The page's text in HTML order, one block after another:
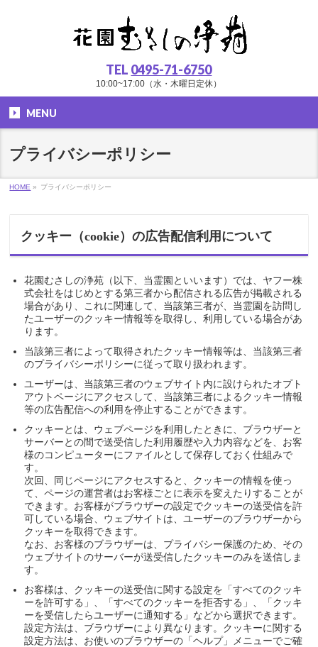
TEL 0495-71-6750
10:00~17:00（水・木曜日定休）
MENU
プライバシーポリシー
HOME » プライバシーポリシー
クッキー（cookie）の広告配信利用について
花園むさしの浄苑（以下、当霊園といいます）では、ヤフー株
式会社をはじめとする第三者から配信される広告が掲載される
場合があり、これに関連して、当該第三者が、当霊園を訪問し
たユーザーのクッキー情報等を取得し、利用している場合があ
ります。
当該第三者によって取得されたクッキー情報等は、当該第三者
のプライバシーポリシーに従って取り扱われます。
ユーザーは、当該第三者のウェブサイト内に設けられたオプト
アウトページにアクセスして、当該第三者によるクッキー情報
等の広告配信への利用を停止することができます。
クッキーとは、ウェブページを利用したときに、ブラウザーと
サーバーとの間で送受信した利用履歴や入力内容などを、お客
様のコンピューターにファイルとして保存しておく仕組みで
す。
次回、同じページにアクセスすると、クッキーの情報を使っ
て、ページの運営者はお客様ごとに表示を変えたりすることが
できます。お客様がブラウザーの設定でクッキーの送受信を許
可している場合、ウェブサイトは、ユーザーのブラウザーから
クッキーを取得できます。
なお、お客様のブラウザーは、プライバシー保護のため、その
ウェブサイトのサーバーが送受信したクッキーのみを送信しま
す。
お客様は、クッキーの送受信に関する設定を「すべてのクッキ
ーを許可する」、「すべてのクッキーを拒否する」、「クッキ
ーを受信したらユーザーに通知する」などから選択できます。
設定方法は、ブラウザーにより異なります。クッキーに関する
設定方法は、お使いのブラウザーの「ヘルプ」メニューでご確